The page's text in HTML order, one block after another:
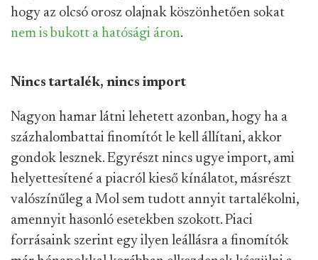
hogy az olcsó orosz olajnak köszönhetően sokat
nem is bukott a hatósági áron.
Nincs tartalék, nincs import
Nagyon hamar látni lehetett azonban, hogy ha a
százhalombattai finomítót le kell állítani, akkor
gondok lesznek. Egyrészt nincs ugye import, ami
helyettesítené a piacról kieső kínálatot, másrészt
valószínűleg a Mol sem tudott annyit tartalékolni,
amennyit hasonló esetekben szokott. Piaci
forrásaink szerint egy ilyen leállásra a finomítók